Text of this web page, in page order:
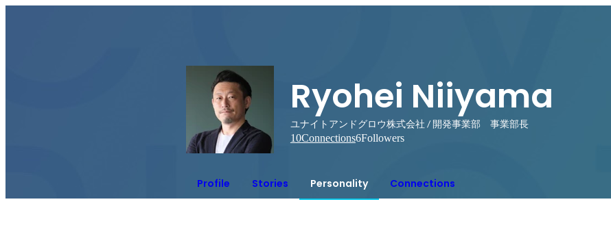
Ryohei Niiyama
ユナイトアンドグロウ株式会社 / 開発事業部 事業部長
10Connections6Followers
Profile Stories Personality Connections